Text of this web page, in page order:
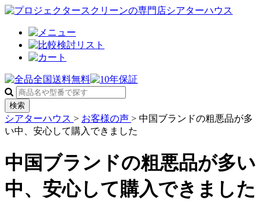
検索
シアターハウス > お客様の声 > 中国ブランドの粗悪品が多
い中、安心して購入できました
中国ブランドの粗悪品が多い
中、安心して購入できました